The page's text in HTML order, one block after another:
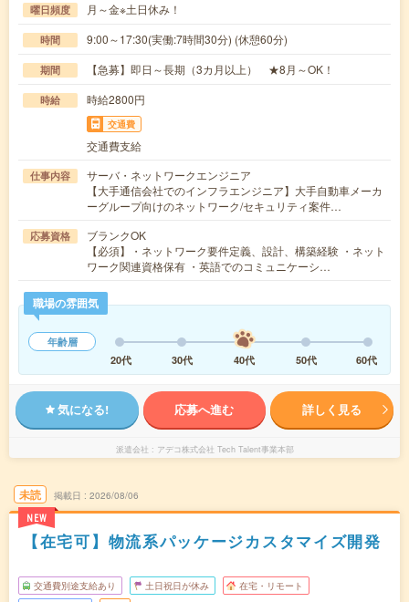
曜日頻度 月～金※土日休み！
時間 9:00～17:30(実働:7時間30分) (休憩60分)
期間 【急募】即日～長期（3カ月以上） ★8月～OK！
時給 時給2800円
交通費
交通費支給
仕事内容
サーバ・ネットワークエンジニア
【大手通信会社でのインフラエンジニア】大手自動車メーカ
ーグループ向けのネットワーク/セキュリティ案件…
応募資格
ブランクOK
【必須】・ネットワーク要件定義、設計、構築経験 ・ネット
ワーク関連資格保有 ・英語でのコミュニケーシ…
職場の雰囲気
年齢層
20代
30代 40代 50代 60代
気になる! 応募へ進む 詳しく見る
派遣会社 アデコ株式会社 Tech Talent事業本部
未読
NEW
掲載日 2026/08/06
【在宅可】物流系パッケージカスタマイズ開発
交通費別途支給あり 土日祝日が休み 在宅・リモート